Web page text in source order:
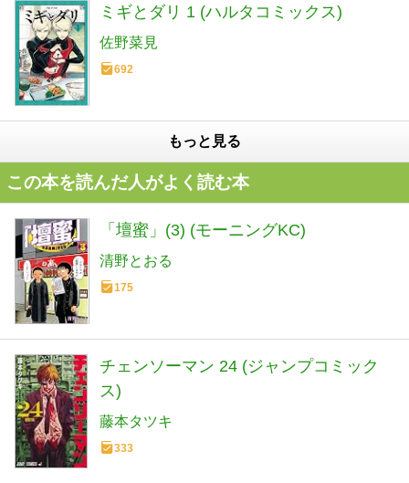
ミギとダリ 1 (ハルタコミックス)
佐野菜見
692
もっと見る
この本を読んだ人がよく読む本
「壇蜜」(3) (モーニングKC)
清野とおる
175
チェンソーマン 24 (ジャンプコミック
ス)
藤本タツキ
333